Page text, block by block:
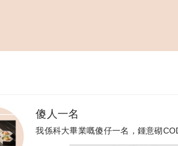
傻人一名
我係科大畢業嘅傻仔一名，鍾意砌